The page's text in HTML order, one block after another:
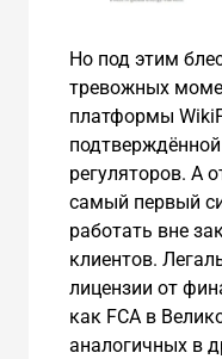
Но под этим
тревожных
платформы
регуляторов. А
самый первый
работать вне
клиентов.
лицензии от
как FCA в
аналогичных в